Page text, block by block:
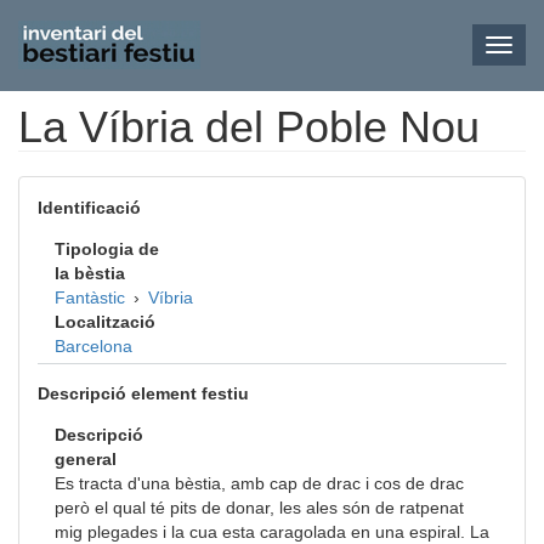
VésLa Víbria del Poble Nou
Identificació
Tipologia de
la bèstia
Fantàstic › Víbria
Localització
Barcelona
Descripció element festiu
Descripció
general
Es tracta d'una bèstia, amb cap de drac i cos de drac
però el qual té pits de donar, les ales són de ratpenat
mig plegades i la cua esta caragolada en una espiral. La